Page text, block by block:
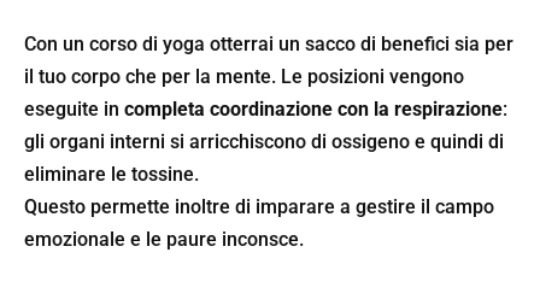
Con un corso di yoga otterrai un sacco di benefici sia per
il tuo corpo che per la mente. Le posizioni vengono
eseguite in completa coordinazione con la respirazione:
gli organi interni si arricchiscono di ossigeno e quindi di
eliminare le tossine.
Questo permette inoltre di imparare a gestire il campo
emozionale e le paure inconsce.